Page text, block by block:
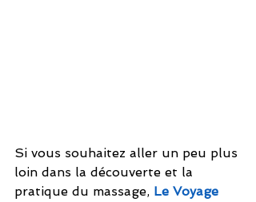
Si vous souhaitez aller un peu plus
loin dans la découverte et la
pratique du massage, Le Voyage